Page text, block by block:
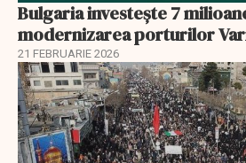
Bulgaria investește 7
modernizarea porturilor
21 FEBRUARIE 2026